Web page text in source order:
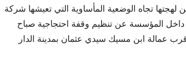
تجاه الوضعية المأساوية التي تعيشها شركة
داخل المؤسسة عن تنظيم وقفة احتجاجية صباح
قرب عمالة ابن مسيك سيدي عثمان بمدينة الدار